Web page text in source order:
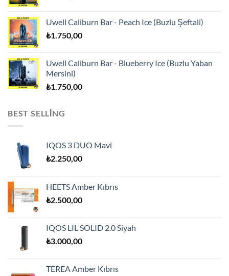
Uwell Caliburn Bar - Peach Ice (Buzlu Şeftali)
₺1.750,00
Uwell Caliburn Bar - Blueberry Ice (Buzlu Yaban
Mersini)
₺1.750,00
BEST SELLING
IQOS 3 DUO Mavi
₺2.250,00
HEETS Amber Kıbrıs
₺2.500,00
IQOS LIL SOLID 2.0 Siyah
₺3.000,00
TEREA Amber Kıbrıs